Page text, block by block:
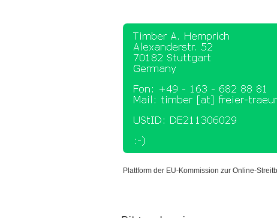
Plattform der EU-Kommission zur Online-